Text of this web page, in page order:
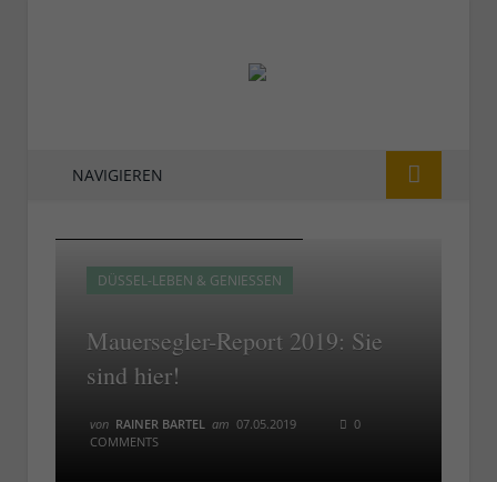
NAVIGIEREN
DÜSSEL-LEBEN & GENIESSEN
Mauersegler-Report 2019: Sie
sind hier!
von RAINER BARTEL am 07.05.2019
0
COMMENTS